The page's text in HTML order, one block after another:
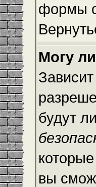
формы
Могу
будут
вы